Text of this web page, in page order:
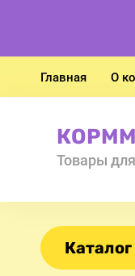
Главная О
Товары
Каталог